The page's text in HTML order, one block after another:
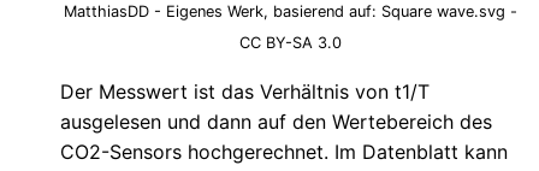
MatthiasDD - Eigenes Werk, basierend auf: Square wave.svg -
CC BY-SA 3.0
Der Messwert ist das Verhältnis von t1/T
ausgelesen und dann auf den Wertebereich des
CO2-Sensors hochgerechnet. Im Datenblatt kann